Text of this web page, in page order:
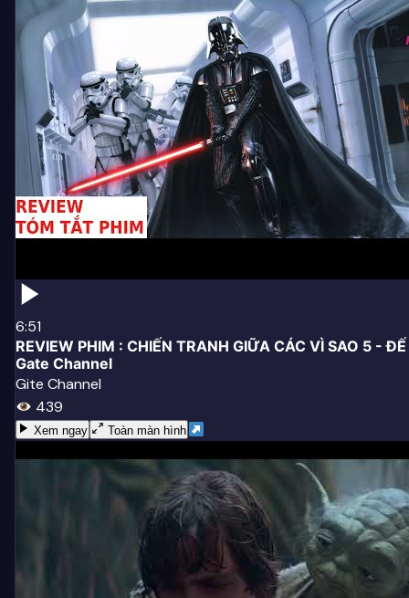
6:51
REVIEW PHIM : CHIẾN TRANH GIỮA CÁC VÌ SAO 5 -
Gate Channel
Gite Channel
439
Xem ngay Toàn màn hình